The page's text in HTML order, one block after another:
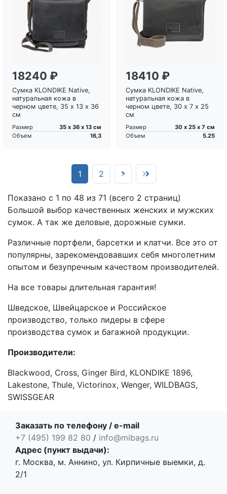
Загрузка...
18240 ₽
Сумка KLONDIKE Native,
натуральная кожа в
черном цвете, 35 х 13 х 36
см
Размер
35 х 36 х 13 см
Объем
16,3
Загрузка...
18410 ₽
Сумка KLONDIKE Native,
натуральная кожа в
черном цвете, 30 х 7 х 25
см
Размер
30 х 25 х 7 см
Объем
5.25
1(current)
2
Показано с 1 по 48 из 71 (всего 2 страниц)
Большой выбор качественных женских и мужских
сумок. А так же деловые, дорожные сумки.
Различные портфели, барсетки и клатчи. Все это от
популярны, зарекомендовавших себя многолетним
опытом и безупречным качеством производителей.
На все товары длительная гарантия!
Шведское, Швейцарское и Российское
производство, только лидеры в сфере
производства сумок и багажной продукции.
Производители:
Blackwood, Cross, Ginger Bird, KLONDIKE 1896,
Lakestone, Thule, Victorinox, Wenger, WILDBAGS,
SWISSGEAR
Заказать по телефону / e-mail
+7 (495) 199 82 80 / info@mibags.ru
Адрес (пункт выдачи):
г. Москва, м. Аннино, ул. Кирпичные выемки, д.
2/1